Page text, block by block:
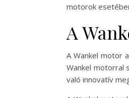
motorok
A
A Wankel motor
Wankel motorral
való innovatív